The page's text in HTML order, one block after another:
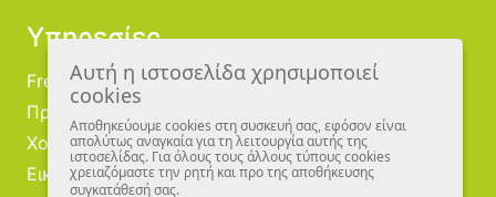
Υπηρεσίες
Free Publishing
Προμηθευτές
Χονδρική
Εικονογράφοι
Αυτή η ιστοσελίδα χρησιμοποιεί
cookies
Αποθηκεύουμε cookies στη συσκευή σας, εφόσον είναι
απολύτως αναγκαία για τη λειτουργία αυτής της
ιστοσελίδας. Για όλους τους άλλους τύπους cookies
χρειαζόμαστε την ρητή και προ της αποθήκευσης
συγκατάθεσή σας.